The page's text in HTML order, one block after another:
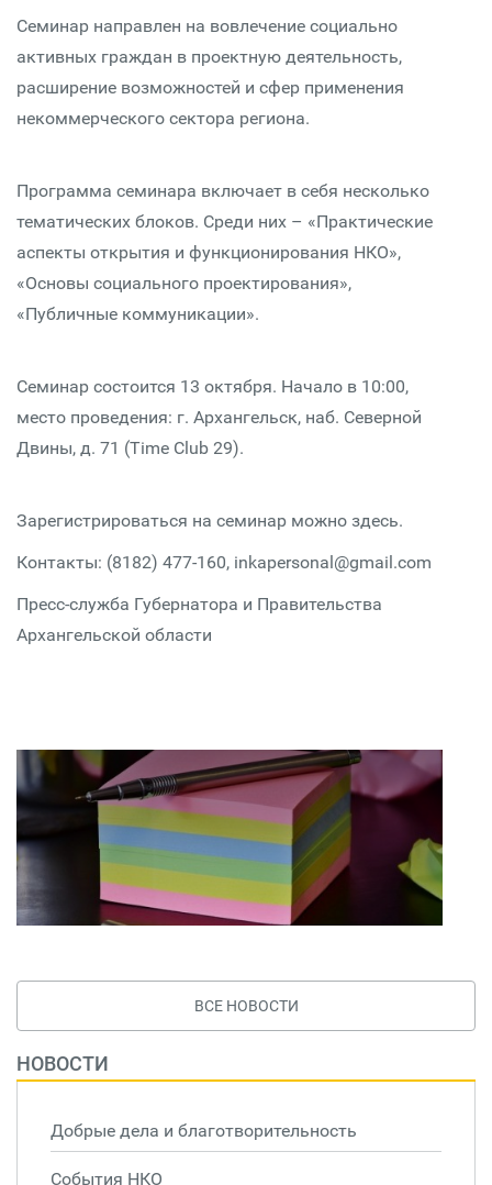
Семинар направлен на вовлечение социально
активных граждан в проектную деятельность,
расширение возможностей и сфер применения
некоммерческого сектора региона.
Программа семинара включает в себя несколько
тематических блоков. Среди них – «Практические
аспекты открытия и функционирования НКО»,
«Основы социального проектирования»,
«Публичные коммуникации».
Семинар состоится 13 октября. Начало в 10:00,
место проведения: г. Архангельск, наб. Северной
Двины, д. 71 (Time Club 29).
Зарегистрироваться на семинар можно здесь.
Контакты: (8182) 477-160, inkapersonal@gmail.com
Пресс-служба Губернатора и Правительства
Архангельской области
ВСЕ НОВОСТИ
НОВОСТИ
Добрые дела и благотворительность
События НКО